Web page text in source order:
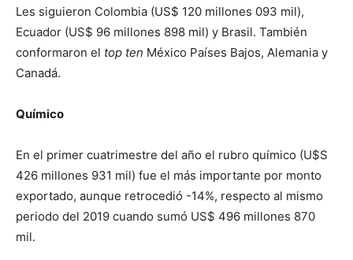
Les siguieron Colombia (US$ 120 millones 093 mil),
Ecuador (US$ 96 millones 898 mil) y Brasil. También
conformaron el top ten México Países Bajos, Alemania y
Canadá.
Químico
En el primer cuatrimestre del año el rubro químico (U$S
426 millones 931 mil) fue el más importante por monto
exportado, aunque retrocedió -14%, respecto al mismo
periodo del 2019 cuando sumó US$ 496 millones 870
mil.